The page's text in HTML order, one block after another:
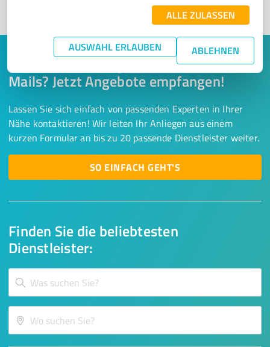
ALLE ZULASSEN
AUSWAHL ERLAUBEN ABLEHNEN
1
Finden Sie die beliebtesten
Dienstleister:
Keine Zeit für lange Recherchen und E-
Mails? Jetzt Angebote empfangen!
Lassen Sie sich einfach von passenden Experten in Ihrer
Nähe kontaktieren! Wir leiten Ihr Anliegen aus einem
kurzen Formular an bis zu 20 passende Dienstleister weiter.
SO EINFACH GEHT'S